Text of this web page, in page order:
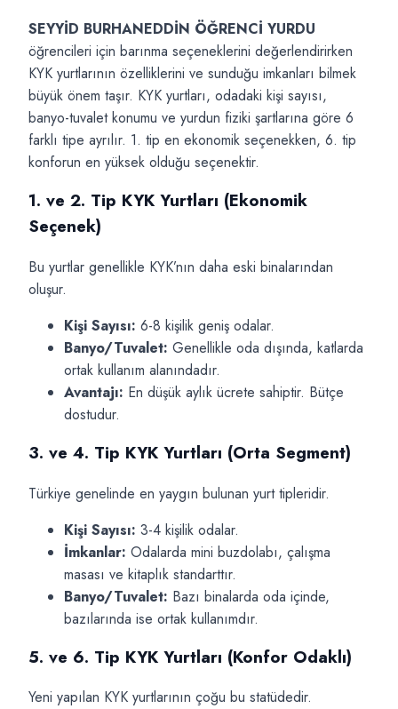
SEYYİD BURHANEDDİN ÖĞRENCİ YURDU
öğrencileri için barınma seçeneklerini değerlendirirken
KYK yurtlarının özelliklerini ve sunduğu imkanları bilmek
büyük önem taşır. KYK yurtları, odadaki kişi sayısı,
banyo-tuvalet konumu ve yurdun fiziki şartlarına göre 6
farklı tipe ayrılır. 1. tip en ekonomik seçenekken, 6. tip
konforun en yüksek olduğu seçenektir.
1. ve 2. Tip KYK Yurtları (Ekonomik
Seçenek)
Bu yurtlar genellikle KYK’nın daha eski binalarından
oluşur.
Kişi Sayısı: 6-8 kişilik geniş odalar.
Banyo/Tuvalet: Genellikle oda dışında, katlarda
ortak kullanım alanındadır.
Avantajı: En düşük aylık ücrete sahiptir. Bütçe
dostudur.
3. ve 4. Tip KYK Yurtları (Orta Segment)
Türkiye genelinde en yaygın bulunan yurt tipleridir.
Kişi Sayısı: 3-4 kişilik odalar.
İmkanlar: Odalarda mini buzdolabı, çalışma
masası ve kitaplık standarttır.
Banyo/Tuvalet: Bazı binalarda oda içinde,
bazılarında ise ortak kullanımdır.
5. ve 6. Tip KYK Yurtları (Konfor Odaklı)
Yeni yapılan KYK yurtlarının çoğu bu statüdedir.